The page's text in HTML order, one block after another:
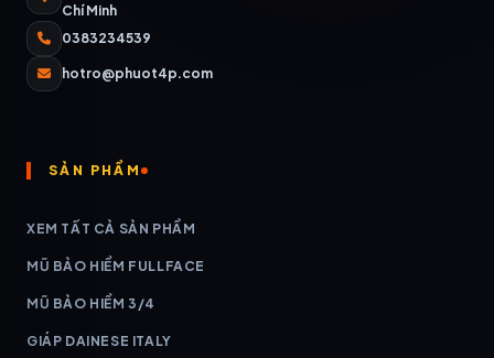
Chí Minh
0383234539
hotro@phuot4p.com
SẢN PHẨM
XEM TẤT CẢ SẢN PHẨM
MŨ BẢO HIỂM FULLFACE
MŨ BẢO HIỂM 3/4
GIÁP DAINESE ITALY